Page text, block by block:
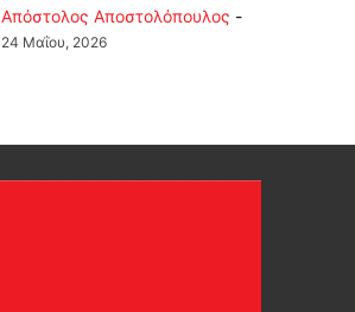
Απόστολος Αποστολόπουλος -
24 Μαΐου, 2026